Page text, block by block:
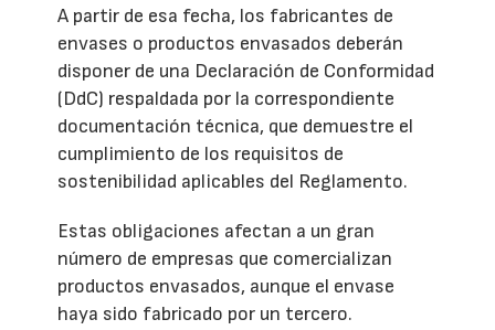
A partir de esa fecha, los fabricantes de
envases o productos envasados deberán
disponer de una Declaración de Conformidad
(DdC) respaldada por la correspondiente
documentación técnica, que demuestre el
cumplimiento de los requisitos de
sostenibilidad aplicables del Reglamento.
Estas obligaciones afectan a un gran
número de empresas que comercializan
productos envasados, aunque el envase
haya sido fabricado por un tercero.